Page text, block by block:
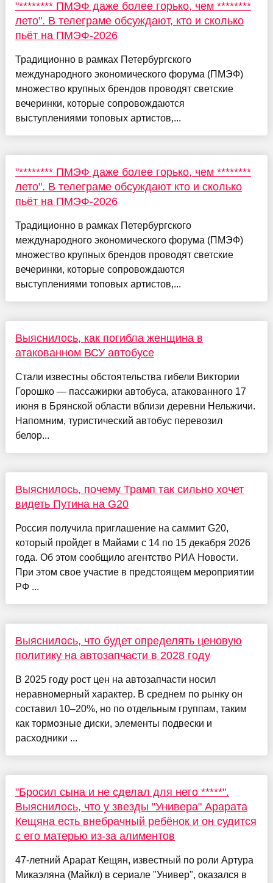
"******** ПМЭФ даже более горько, чем ********
лето". В телеграме обсуждают, кто и сколько
пьёт на ПМЭФ-2026
Традиционно в рамках Петербургского
международного экономического форума (ПМЭФ)
множество крупных брендов проводят светские
вечеринки, которые сопровождаются
выступлениями топовых артистов,...
"******** ПМЭФ даже более горько, чем ********
лето". В телеграме обсуждают кто и сколько
пьёт на ПМЭФ-2026
Традиционно в рамках Петербургского
международного экономического форума (ПМЭФ)
множество крупных брендов проводят светские
вечеринки, которые сопровождаются
выступлениями топовых артистов,...
Выяснилось, как погибла женщина в
атакованном ВСУ автобусе
Стали известны обстоятельства гибели Виктории
Горошко — пассажирки автобуса, атакованного 17
июня в Брянской области вблизи деревни Нельжичи.
Напомним, туристический автобус перевозил
белор...
Выяснилось, почему Трамп так сильно хочет
видеть Путина на G20
Россия получила приглашение на саммит G20,
который пройдет в Майами с 14 по 15 декабря 2026
года. Об этом сообщило агентство РИА Новости.
При этом свое участие в предстоящем мероприятии
РФ ...
Выяснилось, что будет определять ценовую
политику на автозапчасти в 2028 году
В 2025 году рост цен на автозапчасти носил
неравномерный характер. В среднем по рынку он
составил 10–20%, но по отдельным группам, таким
как тормозные диски, элементы подвески и
расходники ...
"Бросил сына и не сделал для него *****".
Выяснилось, что у звезды "Универа" Арарата
Кещяна есть внебрачный ребёнок и он судится
с его матерью из-за алиментов
47-летний Арарат Кещян, известный по роли Артура
Микаэляна (Майкл) в сериале "Универ", оказался в